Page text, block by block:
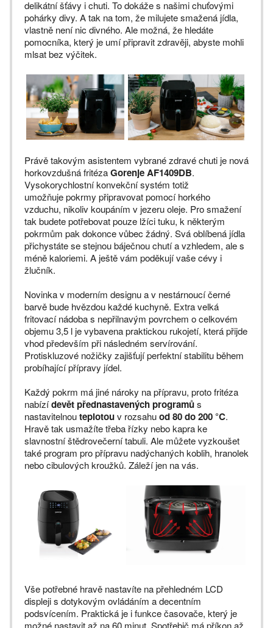
delikátní šťávy i chuti. To dokáže s našimi chuťovými
pohárky divy. A tak na tom, že milujete smažená jídla,
vlastně není nic divného. Ale možná, že hledáte
pomocníka, který je umí připravit zdravěji, abyste mohli
mlsat bez výčitek.
Právě takovým asistentem vybrané zdravé chuti je nová
horkovzdušná fritézaGorenje AF1409DB.
Vysokorychlostní konvekční systém totiž
umožňuje pokrmy připravovat pomocí horkého
vzduchu, nikoliv koupáním v jezeru oleje. Pro smažení
tak budete potřebovat pouze lžíci tuku, k některým
pokrmům pak dokonce vůbec žádný. Svá oblíbená jídla
přichystáte se stejnou báječnou chutí a vzhledem, ale s
méně kaloriemi. A ještě vám poděkují vaše cévy i
žlučník.
Novinka v moderním designu a v nestárnoucí černé
barvě bude hvězdou každé kuchyně. Extra velká
fritovací nádoba s nepřilnavým povrchem o celkovém
objemu 3,5 l je vybavena praktickou rukojetí, která přijde
vhod především při následném servírování.
Protiskluzové nožičky zajišťují perfektní stabilitu během
probíhající přípravy jídel.
Každý pokrm má jiné nároky na přípravu, proto fritéza
nabízídevět přednastavených programůs
nastavitelnouteplotouv rozsahuod 80 do 200 °C.
Hravě tak usmažíte třeba řízky nebo kapra ke
slavnostní štědrovečerní tabuli. Ale můžete vyzkoušet
také program pro přípravu nadýchaných koblih, hranolek
nebo cibulových kroužků. Záleží jen na vás.
Vše potřebné hravě nastavíte na přehledném LCD
displeji s dotykovým ovládáním a decentním
podsvícením. Praktická je i funkce časovače, který je
možné nastavit až na 60 minut. Spotřebič má příkon až